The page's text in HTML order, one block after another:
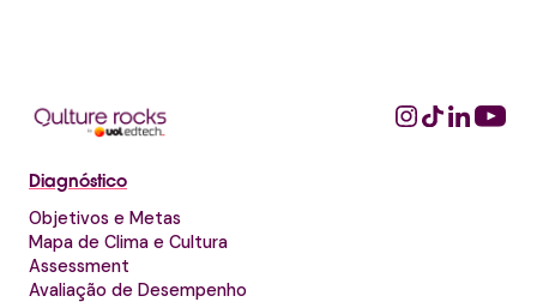
Diagnóstico
Objetivos e Metas
Mapa de Clima e Cultura
Assessment
Avaliação de Desempenho